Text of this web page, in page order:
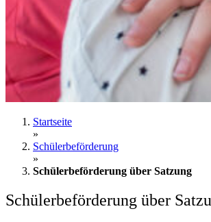
Startseite
»
Schülerbeförderung
»
Schülerbeförderung über Satzung
Schülerbeförderung über